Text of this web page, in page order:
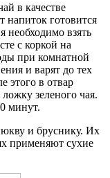
в качестве
напиток готовится
необходимо взять
с коркой на
при комнатной
и варят до тех
этого в отвар
зеленого чая.
минут.
и бруснику. Их
применяют сухие